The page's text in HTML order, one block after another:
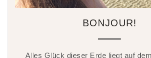
BONJOUR!
Alles Glück dieser Erde liegt auf